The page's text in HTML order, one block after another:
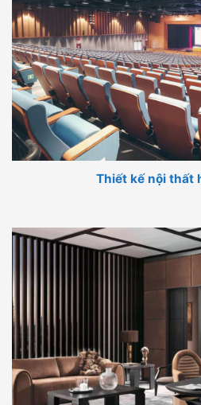
Thiết kế nội thất